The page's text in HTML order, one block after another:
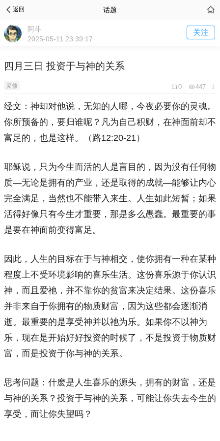
返回 话题
阿斗
2025-05-11 23:39:17
关注
四月三日 投资于与神的关系
灵修 0 447
经文： 神却对他说，无知的人哪，今夜必要你的灵魂。
你所预备的，要归谁呢？凡为自己积财，在神面前却不
富足的，也是这样。（路12:20-21）
耶稣说，只为今生而活的人是盲目的，因为没有任何物
质—无论是拥有的产业，还是取得的成就—能够让内心
完全满足，当然也不能带入来生。人生如此短暂；如果
活得好像只有今生才重要，那是多么愚蠢。最重要的事
是要在神面前变得富足。
因此，人生的目标在于与神相交，使你拥有一种在某种
程度上不受环境影响的喜乐生活。这份喜乐源于你认识
神，而且爱祂，并不靠你的贫富来决定结果。这份喜乐
并非来自于你拥有的物质财富，因为这些都会逐渐消
逝。最重要的是享受神并以祂为乐。如果你不以神为
乐，现在是开始好好投资的时候了，不是投资于物质财
富，而是投资于你与神的关系。
思考问题：什麽是人生喜乐的源头，拥有的财富，还是
与神的关系？投资于与神的关系，可能让你失去今生的
享受，而让你失望吗？